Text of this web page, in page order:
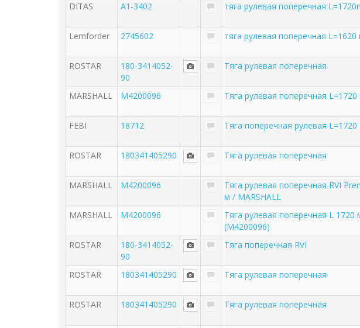
DITAS A1-3402 тяга рулевая поперечная
Lemforder 2745602 тяга рулевая поперечная
ROSTAR
180-3414052-
90
Тяга рулевая поперечная
MARSHALL M4200096 Тяга рулевая поперечная L=1720
FEBI 18712 Тяга поперечная рулевая
ROSTAR 180341405290 Тяга рулевая поперечная
MARSHALL M4200096
Тяга рулевая поперечная RVI
м / MARSHALL
MARSHALL M4200096
Тяга рулевая поперечная L 1720
(M4200096)
ROSTAR
180-3414052-
90
Тяга поперечная RVI
ROSTAR 180341405290 Тяга рулевая поперечная
ROSTAR 180341405290 Тяга рулевая поперечная